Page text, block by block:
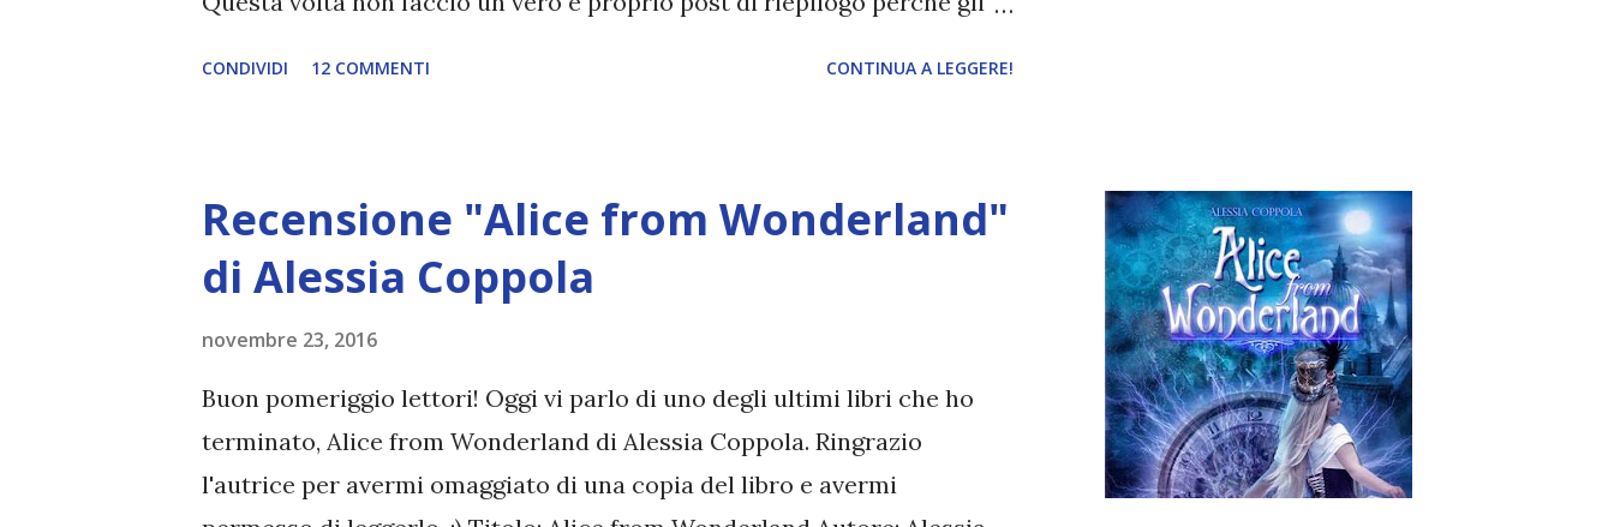
leggere capitoli di una lentezza impressionante dove si parla di come
fanno sesso due persone o come si fa nascere un puledro e\o un
bambino. Mi dà fastidio perché sono scene che non servono a niente a
livello di trama se non per allungare il brodo. Onestamente sto
rimpiangendo il capitano Randall che seppur un pervertito è comunque
un personaggio che rende la storia più movimentata! Passando alla
storia, a vevamo lasciato C...
CONDIVIDI 12 COMMENTI CONTINUA A LEGGERE!
Recensione "Alice from Wonderland"
di Alessia Coppola
novembre 23, 2016
Buon pomeriggio lettori! Oggi vi parlo di uno degli ultimi libri che ho
terminato, Alice from Wonderland di Alessia Coppola. Ringrazio
l'autrice per avermi omaggiato di una copia del libro e avermi